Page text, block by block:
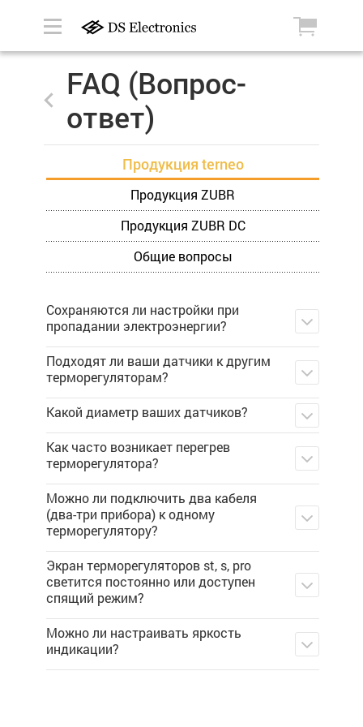
FAQ (Вопрос-
ответ)
Продукция terneo
Продукция ZUBR
Продукция ZUBR DC
Общие вопросы
Сохраняются ли настройки при
пропадании электроэнергии?
Подходят ли ваши датчики к другим
терморегуляторам?
Какой диаметр ваших датчиков?
Как часто возникает перегрев
терморегулятора?
Можно ли подключить два кабеля
(два-три прибора) к одному
терморегулятору?
Экран терморегуляторов st, s, pro
светится постоянно или доступен
спящий режим?
Можно ли настраивать яркость
индикации?